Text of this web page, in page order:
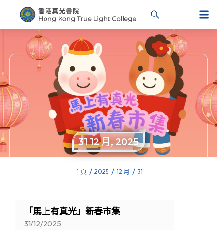
31 12 月, 2025
主頁 2025 12 月 31
「馬上有真光」新春市集
31/12/2025